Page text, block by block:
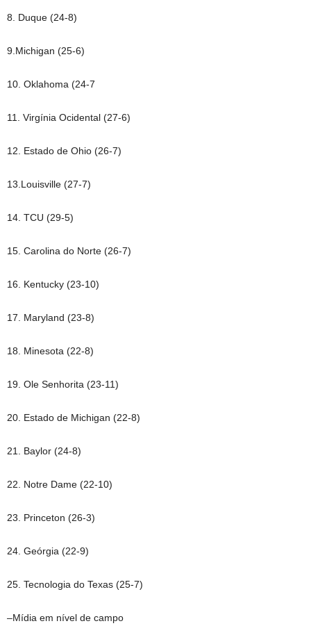
8. Duque (24-8)
9.Michigan (25-6)
10. Oklahoma (24-7
11. Virgínia Ocidental (27-6)
12. Estado de Ohio (26-7)
13.Louisville (27-7)
14. TCU (29-5)
15. Carolina do Norte (26-7)
16. Kentucky (23-10)
17. Maryland (23-8)
18. Minesota (22-8)
19. Ole Senhorita (23-11)
20. Estado de Michigan (22-8)
21. Baylor (24-8)
22. Notre Dame (22-10)
23. Princeton (26-3)
24. Geórgia (22-9)
25. Tecnologia do Texas (25-7)
–Mídia em nível de campo